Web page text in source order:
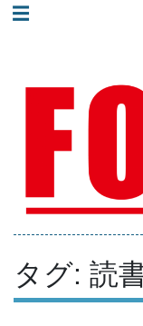
コ☰
進学
市南
田・
受験
進学塾フォルテ｜
タグ: 読